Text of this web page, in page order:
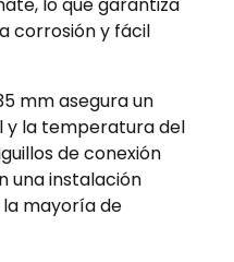
corrosión y fácil
mm asegura un
y la temperatura del
de conexión
una instalación
mayoría de